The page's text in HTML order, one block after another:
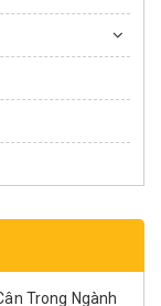
Trong Ngành